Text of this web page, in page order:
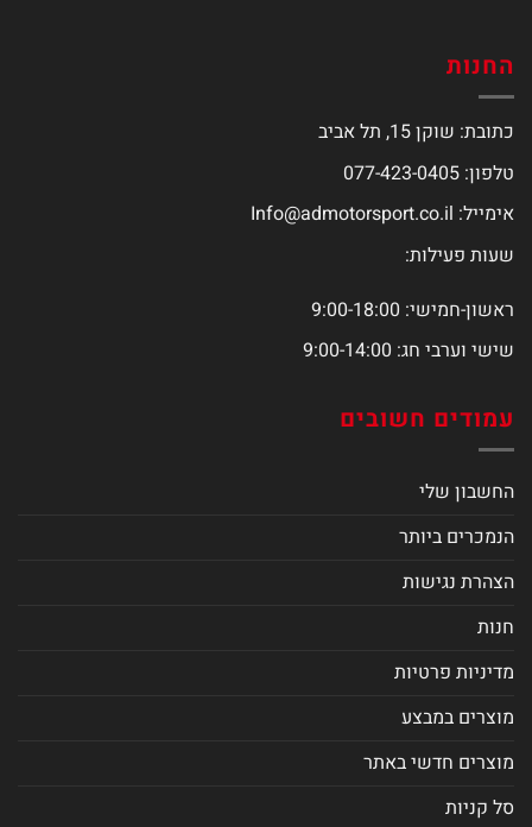
החנות
כתובת: שוקן 15, תל אביב
טלפון: 077-423-0405
אימייל: Info@admotorsport.co.il
שעות פעילות:
ראשון-חמישי: 9:00-18:00
שישי וערבי חג: 9:00-14:00
עמודים חשובים
החשבון שלי
הנמכרים ביותר
הצהרת נגישות
חנות
מדיניות פרטיות
מוצרים במבצע
מוצרים חדשי באתר
סל קניות